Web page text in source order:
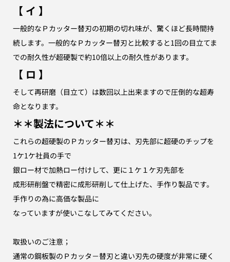
【 イ 】
一般的なＰカッター替刃の初期の切れ味が、驚くほど長時間持
続します。一般的なＰカッター替刃と比較すると1回の目立てま
での耐久性が超硬製で約10倍以上の耐久性があります。
【 ロ 】
そして再研磨（目立て）は数回以上出来ますので圧倒的な超寿
命となります。
＊＊製法について＊＊
これらの超硬製のＰカッター替刃は、刃先部に超硬のチップを
1ケ1ケ社員の手で
銀ロー材で加熱ロー付けして、更に１ケ１ケ刃先部を
成形研削盤で精密に成形研削して仕上げた、手作り製品です。
手作りの為に高価な製品に
なっていますが使いこなしてみてください。
取扱いのご注意；
通常の鋼板製のＰカッタ－替刃と違い刃先の硬度が非常に硬く